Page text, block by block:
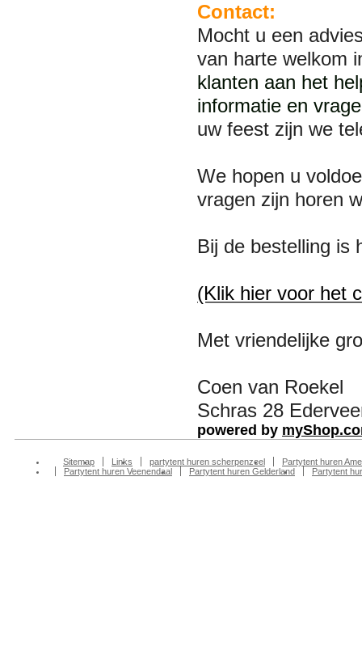
Contact:
Mocht u een
van harte welkom
klanten aan het
informatie en
uw feest zijn we
We hopen u
vragen zijn horen
Bij de bestelling is
(Klik hier voor het
Met vriendelijke
Coen van Roekel
Schras 28
powered by
Sitemap Links partytent huren scherpenzeel
Partytent huren
Partytent huren Veenendaal
Partytent huren Gelderland Partytent